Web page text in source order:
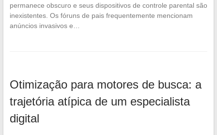
permanece obscuro e seus dispositivos de controle parental são
inexistentes. Os fóruns de pais frequentemente mencionam
anúncios invasivos e…
Otimização para motores de busca: a
trajetória atípica de um especialista
digital